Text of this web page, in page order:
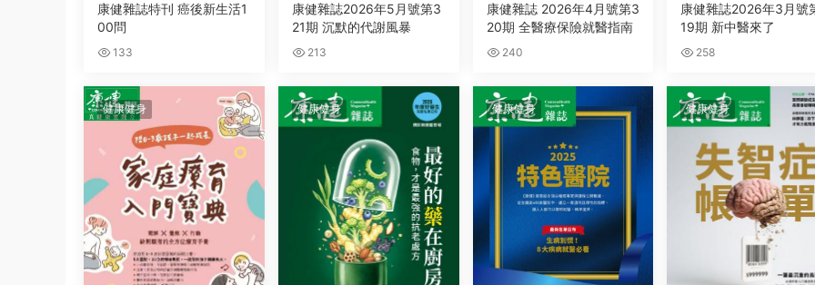
康健雜誌特刊 癌後新生活1
00問
133
康健雜誌2026年5月號第3
21期 沉默的代謝風暴
213
康健雜誌 2026年4月號第3
20期 全醫療保險就醫指南
240
康健雜誌2026年3月號
19期 新中醫來了
258
健康健身 健康健身 健康健身 健康健身